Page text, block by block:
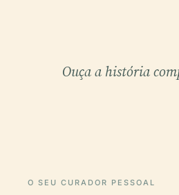
Ouça a história
O SEU CURADOR PESSOAL